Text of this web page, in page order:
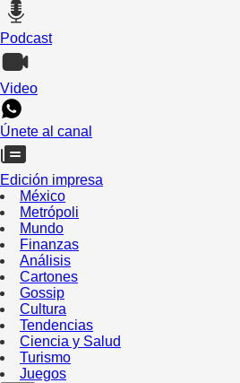
Podcast
Video
Únete al canal
Edición impresa
México
Metrópoli
Mundo
Finanzas
Análisis
Cartones
Gossip
Cultura
Tendencias
Ciencia y Salud
Turismo
Juegos